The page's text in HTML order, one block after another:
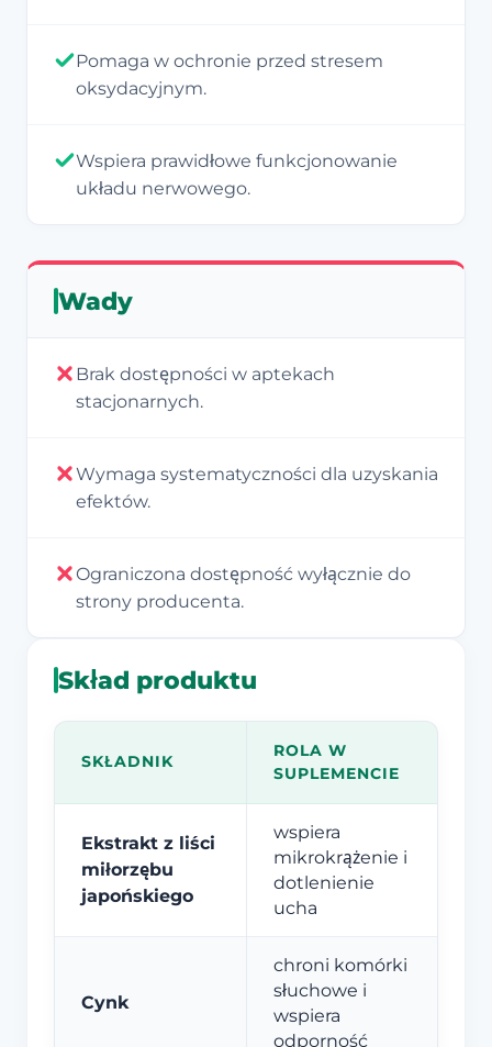
Pomaga w ochronie przed stresem
oksydacyjnym.
Wspiera prawidłowe funkcjonowanie
układu nerwowego.
Wady
Brak dostępności w aptekach
stacjonarnych.
Wymaga systematyczności dla uzyskania
efektów.
Ograniczona dostępność wyłącznie do
strony producenta.
Skład produktu
SKŁADNIK
ROLA W
SUPLEMENCIE
Ekstrakt z liści
miłorzębu
japońskiego
wspiera
mikrokrążenie i
dotlenienie
ucha
Cynk
chroni komórki
słuchowe i
wspiera
odporność